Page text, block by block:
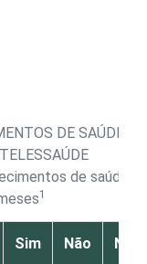
DE SAÚDE
de saúde
1
Sim Não
Não